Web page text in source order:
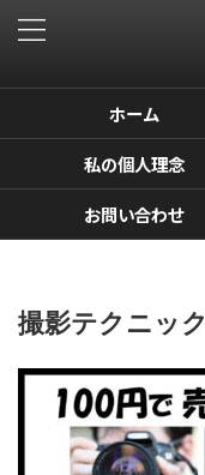
ホーム
私の個人理念
お問い合わせ
撮影テクニック